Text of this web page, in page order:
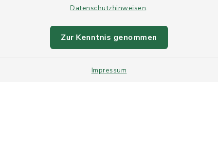
Datenschutzhinweisen.
Zur Kenntnis genommen
Impressum
Sitemap
Intranet